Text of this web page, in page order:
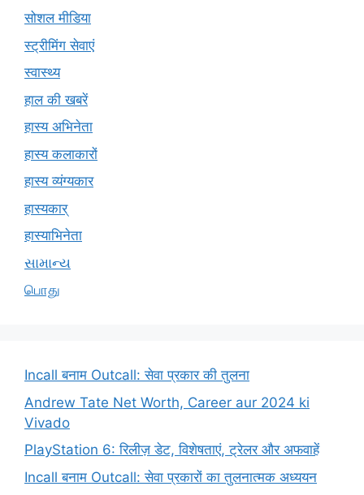
सोशल मीडिया
स्ट्रीमिंग सेवाएं
स्वास्थ्य
हाल की खबरें
हास्य अभिनेता
हास्य कलाकारों
हास्य व्यंग्यकार
हास्यकार्
हास्याभिनेता
સામાન્ય
பொது
Incall बनाम Outcall: सेवा प्रकार की तुलना
Andrew Tate Net Worth, Career aur 2024 ki
Vivado
PlayStation 6: रिलीज़ डेट, विशेषताएं, ट्रेलर और अफवाहें
Incall बनाम Outcall: सेवा प्रकारों का तुलनात्मक अध्ययन